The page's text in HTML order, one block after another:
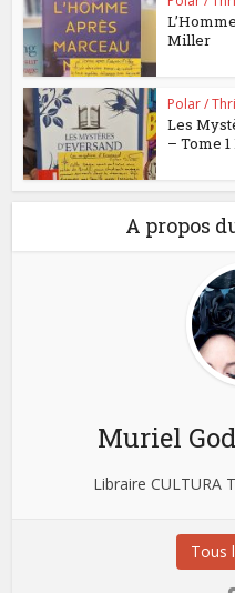
Miller
Polar /
Les
– Tome 1
A propos
Muriel
Libraire CULTURA
Tous